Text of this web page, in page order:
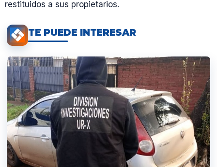
restituidos a sus propietarios.
TE PUEDE INTERESAR